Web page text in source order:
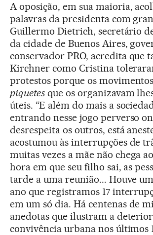
A oposição, em sua maioria,
palavras da presidenta com
Guillermo Dietrich, secretário
da cidade de Buenos Aires,
conservador PRO, acredita que
Kirchner como Cristina
protestos porque os
piquetesque os organizavam
úteis. “E além do mais a
entrando nesse jogo perverso
desrespeita os outros, está
acostumou às interrupções de
muitas vezes a mãe não chega
hora em que seu filho sai, as
tarde a uma reunião... Houve
ano que registramos 17
em um só dia. Há centenas de
anedotas que ilustram a
convivência urbana nos últimos